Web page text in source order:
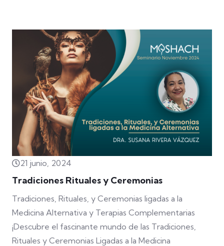
21 junio, 2024
Tradiciones Rituales y Ceremonias
Tradiciones, Rituales, y Ceremonias ligadas a la
Medicina Alternativa y Terapias Complementarias
¡Descubre el fascinante mundo de las Tradiciones,
Rituales y Ceremonias Ligadas a la Medicina